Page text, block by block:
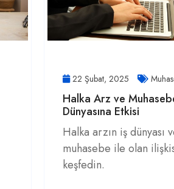
22 Şubat, 2025
Halka Arz ve
Dünyasına Etkisi
Halka arzın iş dünyası
muhasebe ile olan
keşfedin.